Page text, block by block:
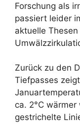
Forschung als
passiert leider
aktuelle
Zurück zu den
Tiefpasses
ca. 2°C
gestrichelte